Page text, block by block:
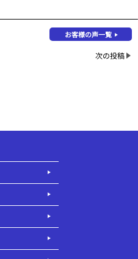
お客様の声一覧
次の投稿